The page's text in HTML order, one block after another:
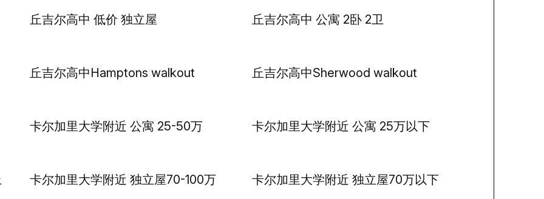
丘吉尔高中 低价 独立屋 丘吉尔高中 公寓 2卧 2卫
丘吉尔高中Hamptons walkout 丘吉尔高中Sherwood walkout
卡尔加里大学附近 公寓 25-50万 卡尔加里大学附近 公寓 25万以下
卡尔加里大学附近 独立屋70-100万 卡尔加里大学附近 独立屋70万以下